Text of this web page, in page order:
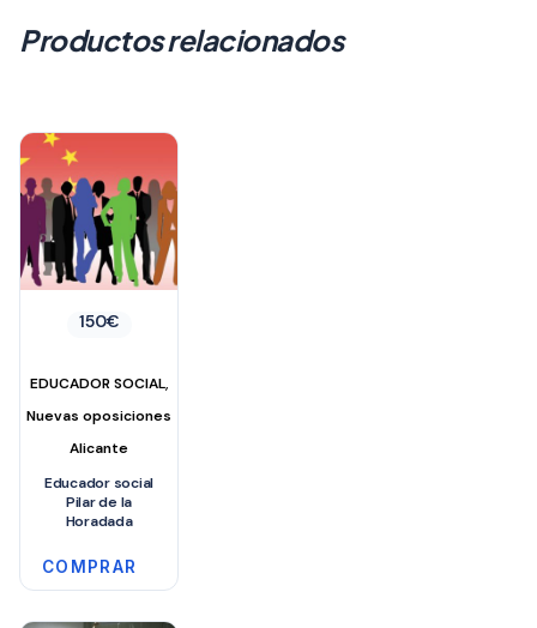
Productos relacionados
150€
EDUCADOR SOCIAL,
Nuevas oposiciones
Alicante
Educador social
Pilar de la
Horadada
COMPRAR